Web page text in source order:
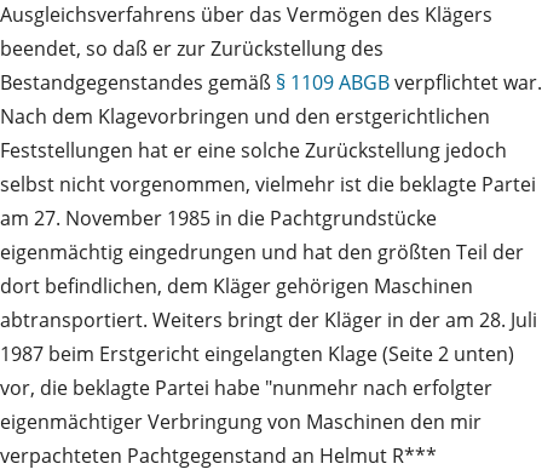
Ausgleichsverfahrens über das Vermögen des Klägers
beendet, so daß er zur Zurückstellung des
Bestandgegenstandes gemäß § 1109 ABGBverpflichtet war.
Nach dem Klagevorbringen und den erstgerichtlichen
Feststellungen hat er eine solche Zurückstellung jedoch
selbst nicht vorgenommen, vielmehr ist die beklagte Partei
am 27. November 1985 in die Pachtgrundstücke
eigenmächtig eingedrungen und hat den größten Teil der
dort befindlichen, dem Kläger gehörigen Maschinen
abtransportiert. Weiters bringt der Kläger in der am 28. Juli
1987 beim Erstgericht eingelangten Klage (Seite 2 unten)
vor, die beklagte Partei habe "nunmehr nach erfolgter
eigenmächtiger Verbringung von Maschinen den mir
verpachteten Pachtgegenstand an Helmut R***